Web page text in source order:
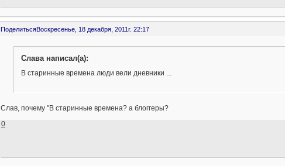
ПоделитьсяВоскресенье, 18 декабря, 2011г. 22:17
Слава написал(а):
В старинные времена люди вели дневники ...
Слав, почему "В старинные времена? a блоггеры?
0